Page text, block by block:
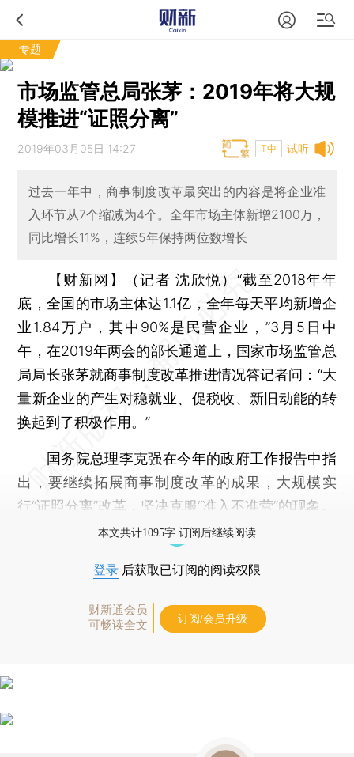
专题
市场监管总局张茅：2019年将大规
模推进“证照分离”
试听
2019年03月05日 14:27 T中
过去一年中，商事制度改革最突出的内容是将企业准
入环节从7个缩减为4个。全年市场主体新增2100万，
同比增长11%，连续5年保持两位数增长
【财新网】（记者 沈欣悦） “截至2018年年
底，全国的市场主体达1.1亿，全年每天平均新增企
业1.84万户，其中90%是民营企业，”3月5日中
午，在2019年两会的部长通道上，国家市场监管总
局局长张茅就商事制度改革推进情况答记者问：“大
量新企业的产生对稳就业、促税收、新旧动能的转
换起到了积极作用。”
国务院总理李克强在今年的政府工作报告中指
出，要继续拓展商事制度改革的成果，大规模实
行“证照分离”改革，坚决克服“准入不准营”的现象。
本文共计1095字 订阅后继续阅读
登录 后获取已订阅的阅读权限
财新通会员
可畅读全文
订阅/会员升级